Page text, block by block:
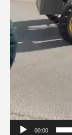
00:00